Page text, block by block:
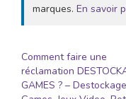
marques. En savoir
Comment faire une
réclamation
GAMES ? – Destockage